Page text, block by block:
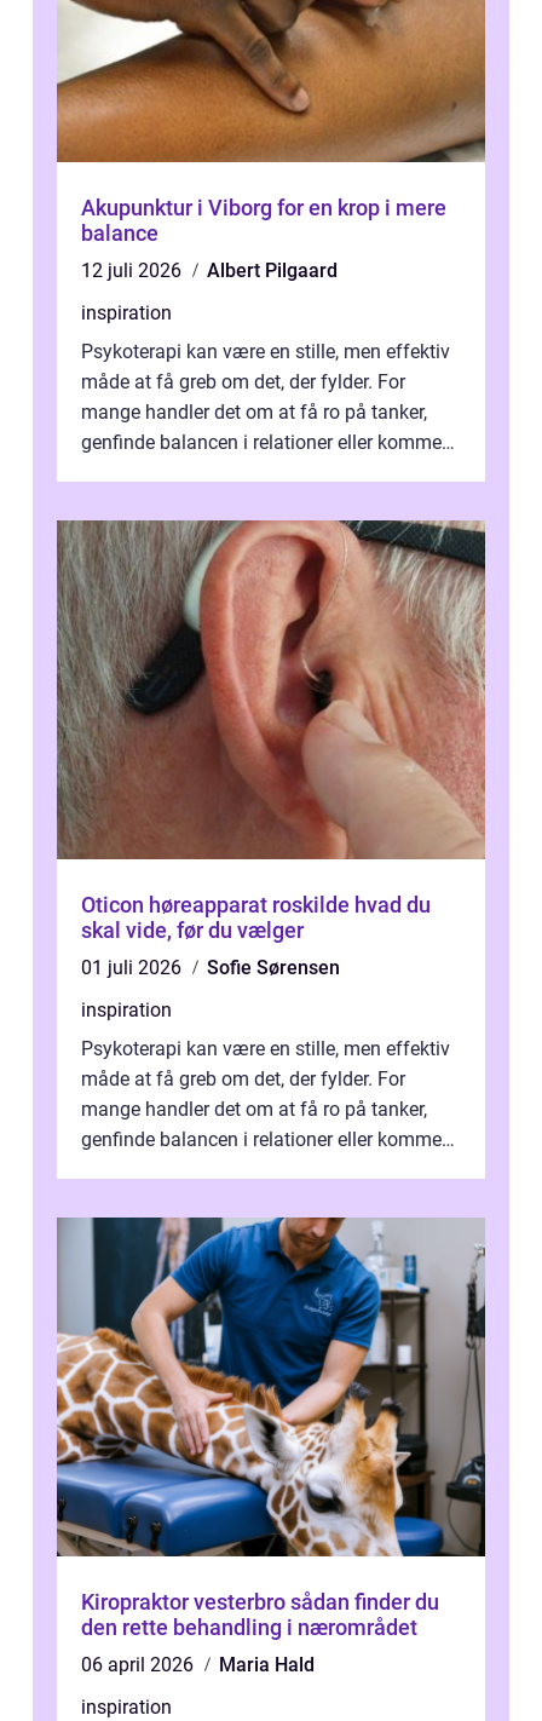
Akupunktur i Viborg for en krop i mere
balance
12 juli 2026
Albert Pilgaard
inspiration
Psykoterapi kan være en stille, men effektiv
måde at få greb om det, der fylder. For
mange handler det om at få ro på tanker,
genfinde balancen i relationer eller komme
Oticon høreapparat roskilde hvad du
skal vide, før du vælger
01 juli 2026
Sofie Sørensen
inspiration
Psykoterapi kan være en stille, men effektiv
måde at få greb om det, der fylder. For
mange handler det om at få ro på tanker,
genfinde balancen i relationer eller komme
Kiropraktor vesterbro sådan finder du
den rette behandling i nærområdet
06 april 2026
Maria Hald
inspiration